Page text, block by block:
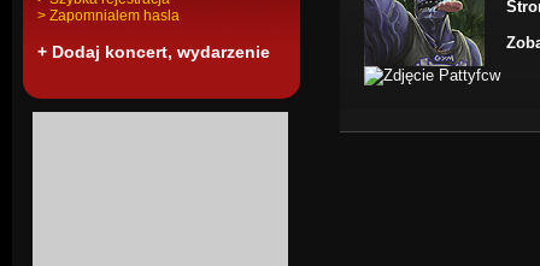
> Zapomnialem hasla
+ Dodaj koncert, wydarzenie